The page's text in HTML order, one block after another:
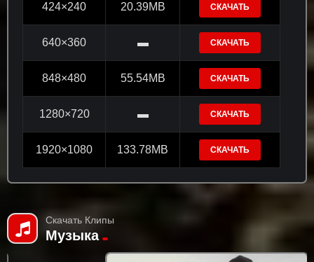
424×240 20.39MB СКАЧАТЬ
640×360 ▬ СКАЧАТЬ
848×480 55.54MB СКАЧАТЬ
1280×720 ▬ СКАЧАТЬ
1920×1080 133.78MB СКАЧАТЬ
Скачать Клипы
Музыка